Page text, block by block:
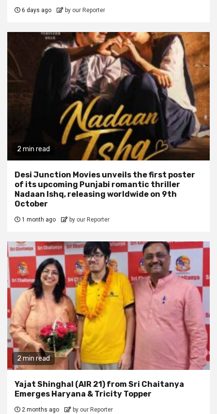
6 days ago by our Reporter
2 min read
Desi Junction Movies unveils the first poster
of its upcoming Punjabi romantic thriller
Nadaan Ishq, releasing worldwide on 9th
October
1 month ago by our Reporter
2 min read
Yajat Shinghal (AIR 21) from Sri Chaitanya
Emerges Haryana & Tricity Topper
2 months ago by our Reporter